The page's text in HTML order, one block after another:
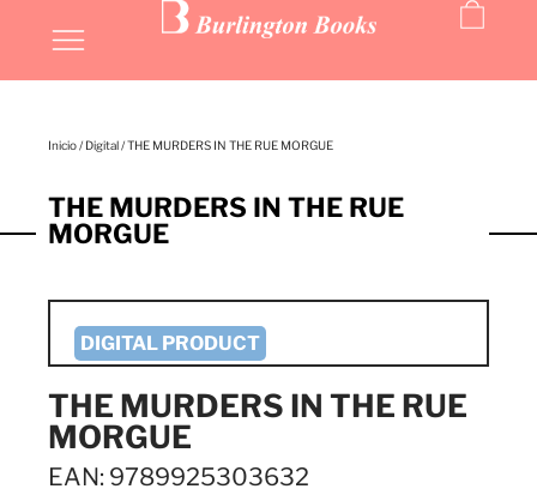
Inicio/ Digital/ THE MURDERS IN THE RUE MORGUE
THE MURDERS IN THE RUE
MORGUE
THE MURDERS IN THE RUE
MORGUE
EAN: 9789925303632